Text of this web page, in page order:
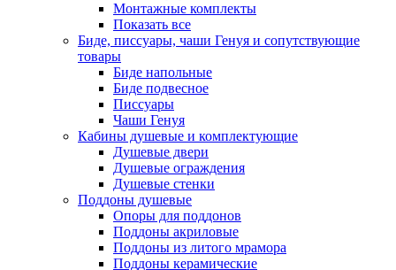
Монтажные комплекты
Показать все
Биде, писсуары, чаши Генуя и сопутствующие
товары
Биде напольные
Биде подвесное
Писсуары
Чаши Генуя
Кабины душевые и комплектующие
Душевые двери
Душевые ограждения
Душевые стенки
Поддоны душевые
Опоры для поддонов
Поддоны акриловые
Поддоны из литого мрамора
Поддоны керамические